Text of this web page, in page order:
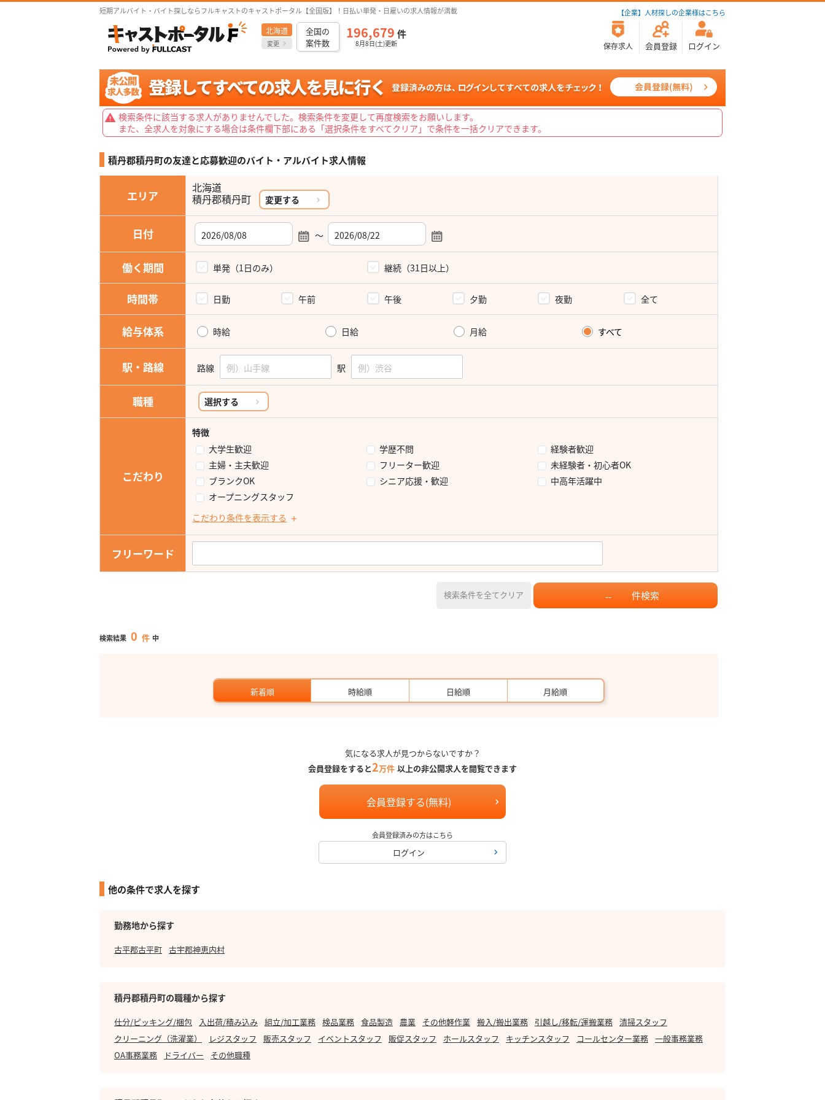
短期アルバイト・バイト探しならフルキャストのキャストポータル【全国版】！日払い単発・日雇いの求人情報が満載 【企業】人材探しの企業様はこちら
北海道
変更
全国の
案件数
196,679 件
8月8日(土)更新 保存求人 会員登録 ログイン
検索条件に該当する求人がありませんでした。検索条件を変更して再度検索をお願いします。
また、全求人を対象にする場合は条件欄下部にある「選択条件をすべてクリア」で条件を一括クリアできます。
積丹郡積丹町の友達と応募歓迎のバイト・アルバイト求人情報
エリア
北海道
積丹郡積丹町 変更する
日付 ～
働く期間 単発（1日のみ） 継続（31日以上）
時間帯 日勤 午前 午後 夕勤 夜勤 全て
給与体系 時給 日給 月給 すべて
駅・路線 路線 駅
職種 選択する
こだわり
特徴
大学生歓迎
学歴不問
経験者歓迎
主婦・主夫歓迎
フリーター歓迎
未経験者・初心者OK
ブランクOK
シニア応援・歓迎
中高年活躍中
オープニングスタッフ
こだわり条件を表示する
フリーワード
検索条件を全てクリア -- 件検索
検索結果 0 件 中
新着順 時給順 日給順 月給順
気になる求人が見つからないですか？
会員登録をすると2万件 以上の非公開求人を閲覧できます
会員登録する(無料)
会員登録済みの方はこちら
ログイン
他の条件で求人を探す
勤務地から探す
古平郡古平町 古宇郡神恵内村
積丹郡積丹町の職種から探す
仕分/ピッキング/梱包 入出荷/積み込み 組立/加工業務 検品業務 食品製造 農業 その他軽作業 搬入/搬出業務 引越し/移転/運搬業務 清掃スタッフ
クリーニング（洗濯業）
レジスタッフ 販売スタッフ イベントスタッフ 販促スタッフ ホールスタッフ キッチンスタッフ コールセンター業務 一般事務業務
OA事務業務
ドライバー その他職種